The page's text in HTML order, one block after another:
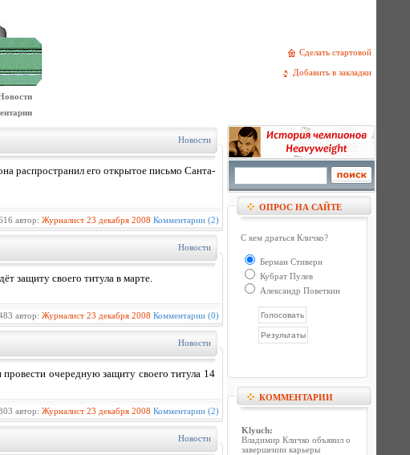
Сделать стартовой
Добавить в закладки
Новости
распространил его открытое письмо Санта-
автор: Журналист 23 декабря 2008 Комментарии (2)
Новости
защиту своего титула в марте.
автор: Журналист 23 декабря 2008 Комментарии (0)
Новости
очередную защиту своего титула 14
автор: Журналист 23 декабря 2008 Комментарии (2)
Новости
ОПРОС НА САЙТЕ
С кем драться Кличко?
Берман Стиверн
Кубрат Пулев
Александр Поветкин
КОММЕНТАРИИ
Klyuch:
Владимир Кличко объявил о
завершении карьеры